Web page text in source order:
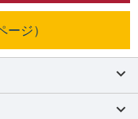
ージ）